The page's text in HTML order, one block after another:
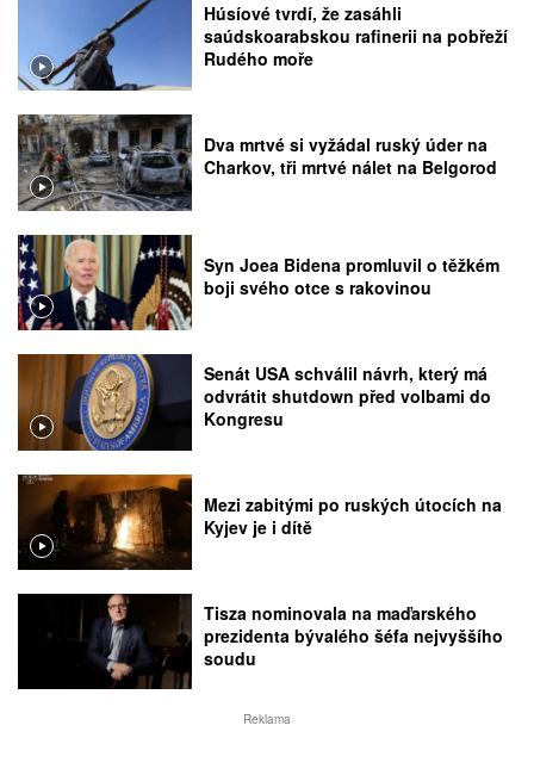
Húsíové tvrdí, že zasáhli
saúdskoarabskou rafinerii na pobřeží
Rudého moře
Dva mrtvé si vyžádal ruský úder na
Charkov, tři mrtvé nálet na Belgorod
Syn Joea Bidena promluvil o těžkém
boji svého otce s rakovinou
Senát USA schválil návrh, který má
odvrátit shutdown před volbami do
Kongresu
Mezi zabitými po ruských útocích na
Kyjev je i dítě
Tisza nominovala na maďarského
prezidenta bývalého šéfa nejvyššího
soudu
Reklama